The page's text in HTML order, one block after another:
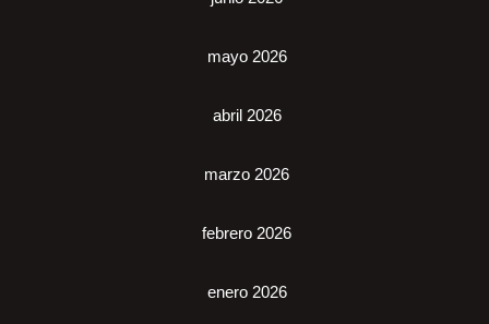
mayo 2026
abril 2026
marzo 2026
febrero 2026
enero 2026